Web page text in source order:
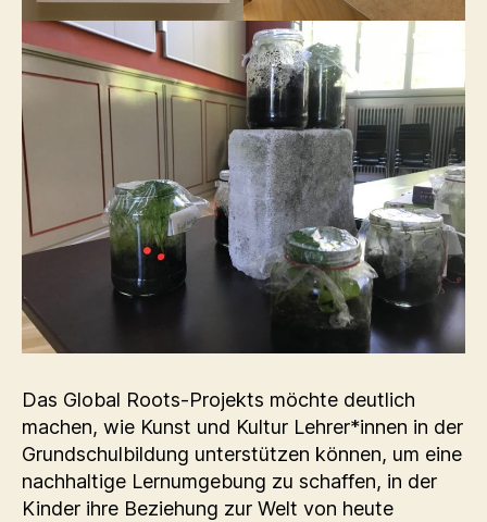
Das Global Roots-Projekts möchte deutlich
machen, wie Kunst und Kultur Lehrer*innen in der
Grundschulbildung unterstützen können, um eine
nachhaltige Lernumgebung zu schaffen, in der
Kinder ihre Beziehung zur Welt von heute